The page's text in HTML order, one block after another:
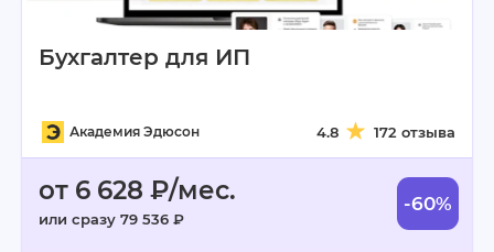
Бухгалтер для ИП
Академия Эдюсон 4.8 172 отзыва
от 6 628 ₽/мес.
или сразу 79 536 ₽
-60%